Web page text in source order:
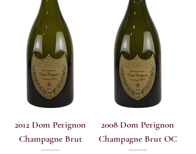
2012 Dom Perignon
Champagne Brut
2008 Dom Perignon
Champagne Brut OC